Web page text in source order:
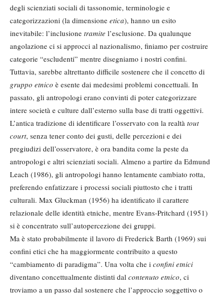
degli scienziati sociali di tassonomie, terminologie e
categorizzazioni (la dimensione etica), hanno un esito
inevitabile: l’inclusione tramite l’esclusione. Da qualunque
angolazione ci si approcci al nazionalismo, finiamo per costruire
categorie “escludenti” mentre disegniamo i nostri confini.
Tuttavia, sarebbe altrettanto difficile sostenere che il concetto di
gruppo etnico è esente dai medesimi problemi concettuali. In
passato, gli antropologi erano convinti di poter categorizzare
intere società e culture dall’esterno sulla base di tratti oggettivi.
L’antica tradizione di identificare l’osservato con la realtà tout
court, senza tener conto dei gusti, delle percezioni e dei
pregiudizi dell’osservatore, è ora bandita come la peste da
antropologi e altri scienziati sociali. Almeno a partire da Edmund
Leach (1986), gli antropologi hanno lentamente cambiato rotta,
preferendo enfatizzare i processi sociali piuttosto che i tratti
culturali. Max Gluckman (1956) ha identificato il carattere
relazionale delle identità etniche, mentre Evans-Pritchard (1951)
si è concentrato sull’autopercezione dei gruppi.
Ma è stato probabilmente il lavoro di Frederick Barth (1969) sui
confini etici che ha maggiormente contribuito a questo
“cambiamento di paradigma”. Una volta che i confini etnici
diventano concettualmente distinti dal contenuto etnico, ci
troviamo a un passo dal sostenere che l’approccio soggettivo o